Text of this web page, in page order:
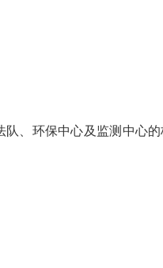
、环保中心及监测中心的